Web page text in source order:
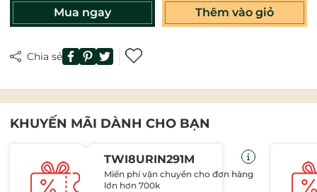
Mua ngay Thêm vào giỏ
Chia sẻ
KHUYẾN MÃI DÀNH CHO BẠN
TWI8URIN291M
Miến phí vận chuyển cho đơn hàng
lớn hơn 700k